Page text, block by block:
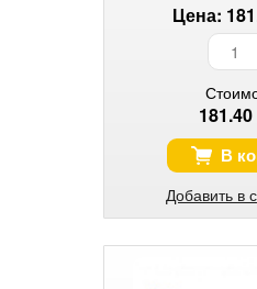
Цена:
В
Добавить в